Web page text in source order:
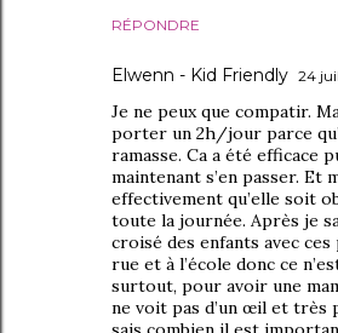
RÉPONDRE
Elwenn - Kid Friendly 24
Je ne peux que compatir.
porter un 2h/jour parce
ramasse. Ca a été efficace
maintenant s’en passer. Et
effectivement qu’elle soit
toute la journée. Après je
croisé des enfants avec ces
rue et à l’école donc ce
surtout, pour avoir une
ne voit pas d’un œil et très